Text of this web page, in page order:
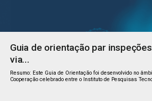
Guia de orientação par
via...
Resumo: Este Guia de Orientação foi desenvolvido no
Cooperação celebrado entre o Instituto de Pesquisas